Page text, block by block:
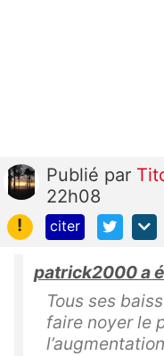
Publié par
22h08
!
citer
patrick2000 a
Tous ses
faire noyer le